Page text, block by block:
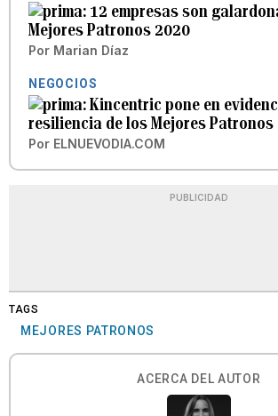
12 empresas son
Mejores Patronos 2020
Por Marian Díaz
NEGOCIOS
Kincentric pone en
resiliencia de los Mejores Patronos
Por ELNUEVODIA.COM
PUBLICIDAD
TAGS
MEJORES PATRONOS
ACERCA DEL AUTOR